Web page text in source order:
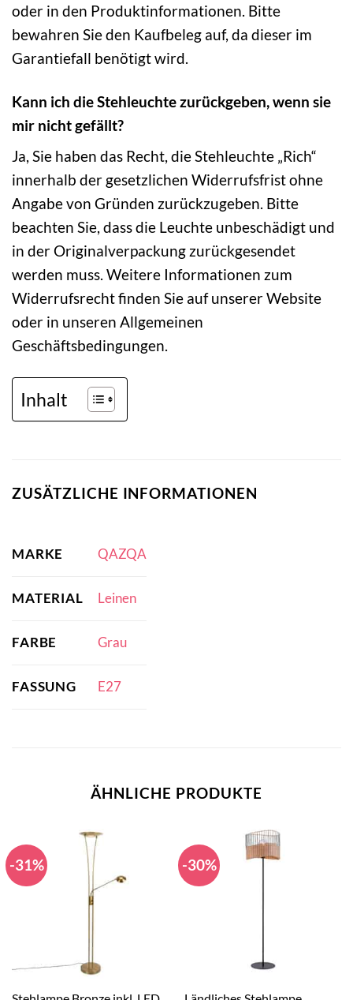
oder in den Produktinformationen. Bitte
bewahren Sie den Kaufbeleg auf, da dieser im
Garantiefall benötigt wird.
Kann ich die Stehleuchte zurückgeben, wenn sie
mir nicht gefällt?
Ja, Sie haben das Recht, die Stehleuchte „Rich“
innerhalb der gesetzlichen Widerrufsfrist ohne
Angabe von Gründen zurückzugeben. Bitte
beachten Sie, dass die Leuchte unbeschädigt und
in der Originalverpackung zurückgesendet
werden muss. Weitere Informationen zum
Widerrufsrecht finden Sie auf unserer Website
oder in unseren Allgemeinen
Geschäftsbedingungen.
Inhalt
ZUSÄTZLICHE INFORMATIONEN
MARKE QAZQA
MATERIAL Leinen
FARBE Grau
FASSUNG E27
ÄHNLICHE PRODUKTE
-31% -30%